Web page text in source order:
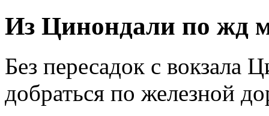
Из Цинондали по жд
Без пересадок с вокзала
добраться по железной